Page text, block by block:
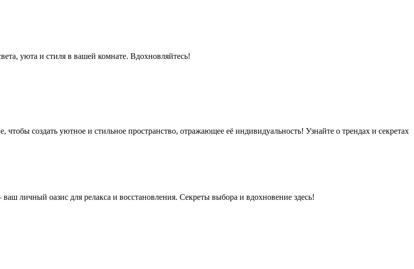
уюта и стиля в вашей комнате. Вдохновляйтесь!
создать уютное и стильное пространство, отражающее её индивидуальность! Узнайте о трендах и секретах
личный оазис для релакса и восстановления. Секреты выбора и вдохновение здесь!